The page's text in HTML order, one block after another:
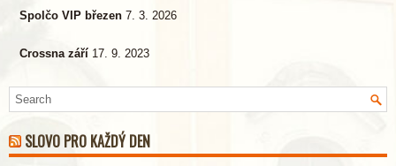
Spolčo VIP březen 7. 3. 2026
Crossna září 17. 9. 2023
SLOVO PRO KAŽDÝ DEN